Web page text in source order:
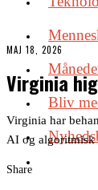
Bliv
MAJ 18, 2026
Virginia
Virginia har
AI og
Share